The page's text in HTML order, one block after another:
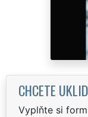
CHCETE
Vyplňte si